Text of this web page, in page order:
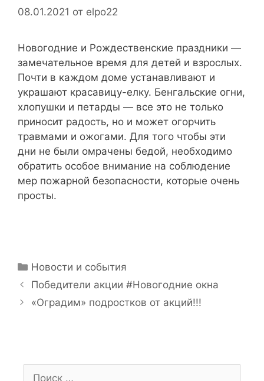
08.01.2021 от elpo22
Новогодние и Рождественские праздники —
замечательное время для детей и взрослых.
Почти в каждом доме устанавливают и
украшают красавицу-елку. Бенгальские огни,
хлопушки и петарды — все это не только
приносит радость, но и может огорчить
травмами и ожогами. Для того чтобы эти
дни не были омрачены бедой, необходимо
обратить особое внимание на соблюдение
мер пожарной безопасности, которые очень
просты.
Рубрики
Новости и события
Победители акции #Новогодние окна
«Оградим» подростков от акций!!!
Поиск: